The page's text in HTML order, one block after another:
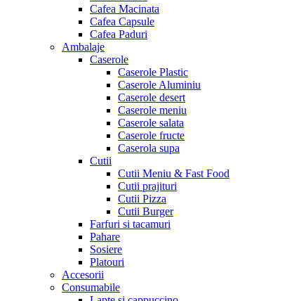
Cafea Macinata
Cafea Capsule
Cafea Paduri
Ambalaje
Caserole
Caserole Plastic
Caserole Aluminiu
Caserole desert
Caserole meniu
Caserole salata
Caserole fructe
Caserola supa
Cutii
Cutii Meniu & Fast Food
Cutii prajituri
Cutii Pizza
Cutii Burger
Farfuri si tacamuri
Pahare
Sosiere
Platouri
Accesorii
Consumabile